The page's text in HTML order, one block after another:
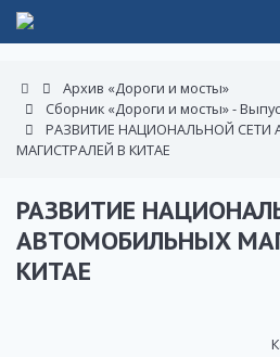
Архив «Дороги и мосты»
Сборник «Дороги и мосты» -
РАЗВИТИЕ НАЦИОНАЛЬНОЙ
МАГИСТРАЛЕЙ В КИТАЕ
РАЗВИТИЕ
АВТОМОБИЛЬНЫХ
КИТАЕ